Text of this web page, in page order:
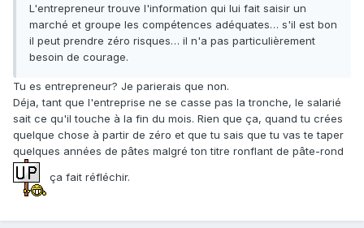
L'entrepreneur trouve l'information qui lui fait saisir un
marché et groupe les compétences adéquates… s'il est bon
il peut prendre zéro risques… il n'a pas particulièrement
besoin de courage.
Tu es entrepreneur? Je parierais que non.
Déja, tant que l'entreprise ne se casse pas la tronche, le salarié
sait ce qu'il touche à la fin du mois. Rien que ça, quand tu crées
quelque chose à partir de zéro et que tu sais que tu vas te taper
quelques années de pâtes malgré ton titre ronflant de pâte-rond
ça fait réfléchir.